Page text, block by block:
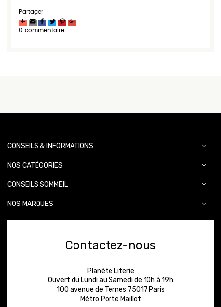
Partager
0 commentaire
CONSEILS & INFORMATIONS
NOS CATÉGORIES
CONSEILS SOMMEIL
NOS MARQUES
Contactez-nous
Planète Literie
Ouvert du Lundi au Samedi de 10h à 19h
100 avenue de Ternes 75017 Paris
Métro Porte Maillot